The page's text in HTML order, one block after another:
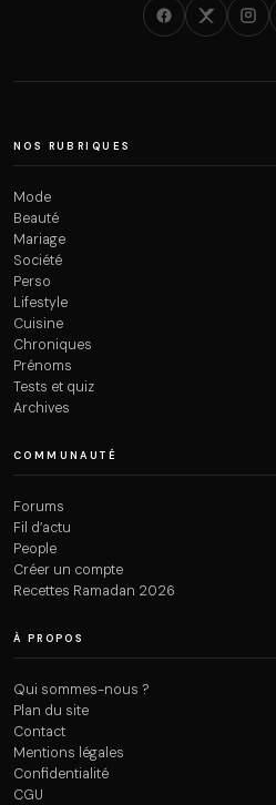
NOS RUBRIQUES
Mode
Beauté
Mariage
Société
Perso
Lifestyle
Cuisine
Chroniques
Prénoms
Tests et quiz
Archives
COMMUNAUTÉ
Forums
Fil d’actu
People
Créer un compte
Recettes Ramadan 2026
À PROPOS
Qui sommes-nous ?
Plan du site
Contact
Mentions légales
Confidentialité
CGU